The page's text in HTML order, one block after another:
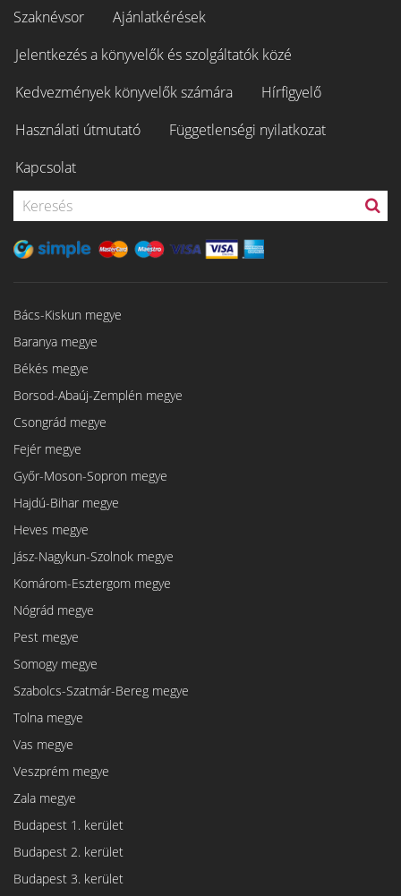
Szaknévsor
Ajánlatkérések
Jelentkezés a könyvelők és szolgáltatók közé
Kedvezmények könyvelők számára
Hírfigyelő
Használati útmutató
Függetlenségi nyilatkozat
Kapcsolat
Bács-Kiskun megye
Baranya megye
Békés megye
Borsod-Abaúj-Zemplén megye
Csongrád megye
Fejér megye
Győr-Moson-Sopron megye
Hajdú-Bihar megye
Heves megye
Jász-Nagykun-Szolnok megye
Komárom-Esztergom megye
Nógrád megye
Pest megye
Somogy megye
Szabolcs-Szatmár-Bereg megye
Tolna megye
Vas megye
Veszprém megye
Zala megye
Budapest 1. kerület
Budapest 2. kerület
Budapest 3. kerület